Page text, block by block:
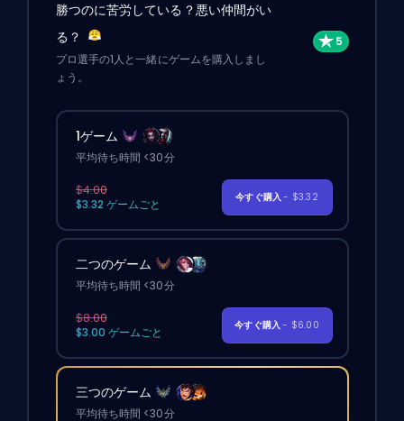
勝つのに苦労している？悪い仲間がい
る？
プロ選手の1人と一緒にゲームを購入しまし
ょう。
1ゲーム
平均待ち時間 <30分
$4.00
$3.32 ゲームごと
今すぐ購入- $3.32
二つのゲーム
平均待ち時間 <30分
$8.00
$3.00 ゲームごと
今すぐ購入- $6.00
三つのゲーム
平均待ち時間 <30分